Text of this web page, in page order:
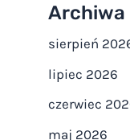
Archiwa
sierpień
lipiec 2026
czerwiec
maj 2026